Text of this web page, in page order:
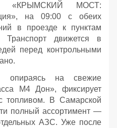
«КРЫМСКИЙ МОСТ:
на 09:00 с обеих
в проезде к пунктам
Транспорт движется в
перед контрольными
опираясь на свежие
М4 Дон», фиксирует
топливом. В Самарской
полный ассортимент —
АЗС. Уже после